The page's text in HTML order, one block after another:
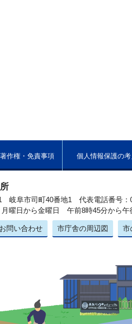
作権・免責事項 個人情報保護の
岐阜市司町40番地1 代表電話番号：
曜日から金曜日 午前8時45分から午
問い合わせ 市庁舎の周辺図 市